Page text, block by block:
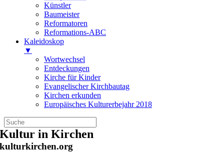
Künstler
Baumeister
Reformatoren
Reformations-ABC
Kaleidoskop
▼
Wortwechsel
Entdeckungen
Kirche für Kinder
Evangelischer Kirchbautag
Kirchen erkunden
Europäisches Kulturerbejahr 2018
Zum
Inhalt
springen
Kultur in Kirchen
kulturkirchen.org